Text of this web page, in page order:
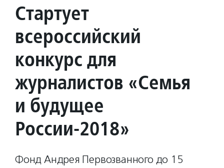
Стартует
всероссийский
конкурс для
журналистов «Семья
и будущее
России-2018»
Фонд Андрея Первозванного до 15